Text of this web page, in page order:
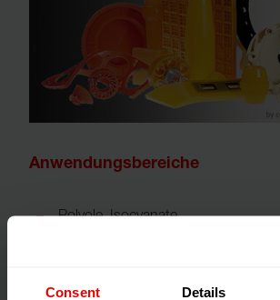
Consent Details
Anwendungsbereiche
Polyole, Isocyanate
Verbundwerkstoffe